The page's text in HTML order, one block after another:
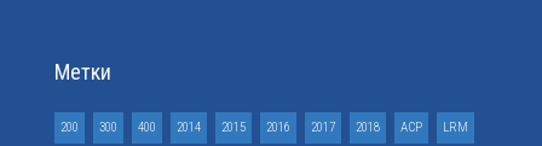
Метки
200 300 400 2014 2015 2016 2017 2018 ACP LRM